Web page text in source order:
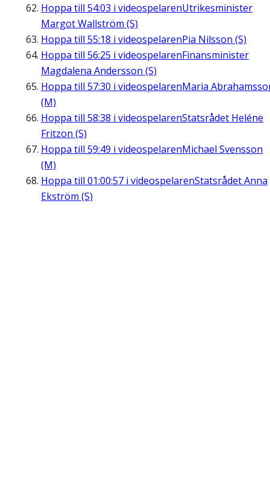
Hoppa till 54:03 i videospelarenUtrikesminister
Margot Wallström (S)
Hoppa till 55:18 i videospelarenPia Nilsson (S)
Hoppa till 56:25 i videospelarenFinansminister
Magdalena Andersson (S)
Hoppa till 57:30 i videospelarenMaria
(M)
Hoppa till 58:38 i videospelarenStatsrådet Heléne
Fritzon (S)
Hoppa till 59:49 i videospelarenMichael Svensson
(M)
Hoppa till 01:00:57 i videospelarenStatsrådet Anna
Ekström (S)